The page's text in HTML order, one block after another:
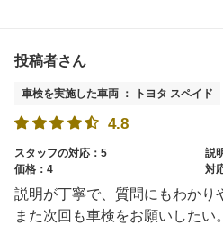
投稿者さん
車検を実施した車両 ： トヨタ スペイド
4.8
スタッフの対応：5
説
価格：4
対
説明が丁寧で、質問にもわかり
また次回も車検をお願いしたい。